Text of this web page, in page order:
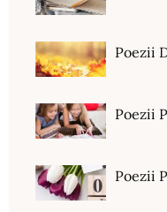
Poezii
Poezii
Poezii